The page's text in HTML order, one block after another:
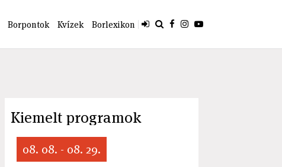
Borpontok Kvízek Borlexikon
Kiemelt programok
08. 08. - 08. 29.